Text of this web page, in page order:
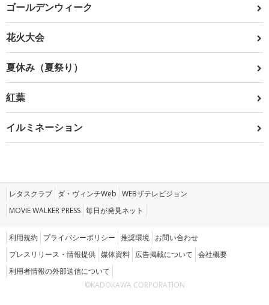
ゴールデンウィーク
花火大会
夏休み（夏祭り）
紅葉
イルミネーション
レタスクラブ ダ・ヴィンチWeb WEBザテレビジョン
MOVIE WALKER PRESS 毎日が発見ネット
利用規約 プライバシーポリシー 推奨環境 お問い合わせ
プレスリリース・情報提供 媒体資料 広告掲載について 会社概要
利用者情報の外部送信について
©KADOKAWA CORPORATION